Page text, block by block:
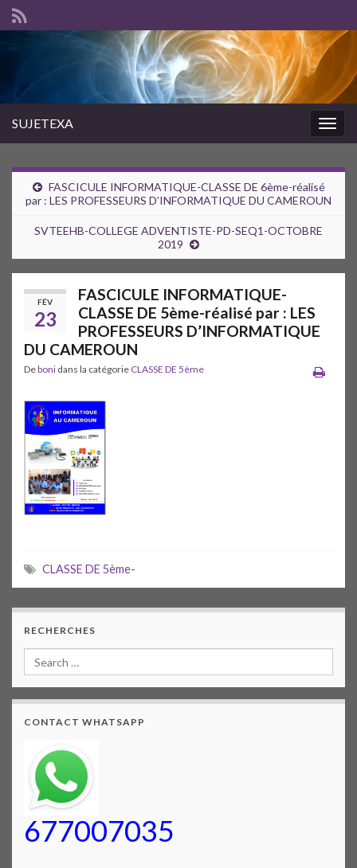
SUJETEXA
FASCICULE INFORMATIQUE-CLASSE DE 6ème-réalisé
par : LES PROFESSEURS D’INFORMATIQUE DU CAMEROUN
SVTEEHB-COLLEGE ADVENTISTE-PD-SEQ1-OCTOBRE
2019
FÉV
23
FASCICULE INFORMATIQUE-
CLASSE DE 5ème-réalisé par : LES
PROFESSEURS D’INFORMATIQUE
DU CAMEROUN
Deboni dans la catégorie CLASSE DE 5ème
CLASSE DE 5ème-
RECHERCHES
CONTACT WHATSAPP
677007035